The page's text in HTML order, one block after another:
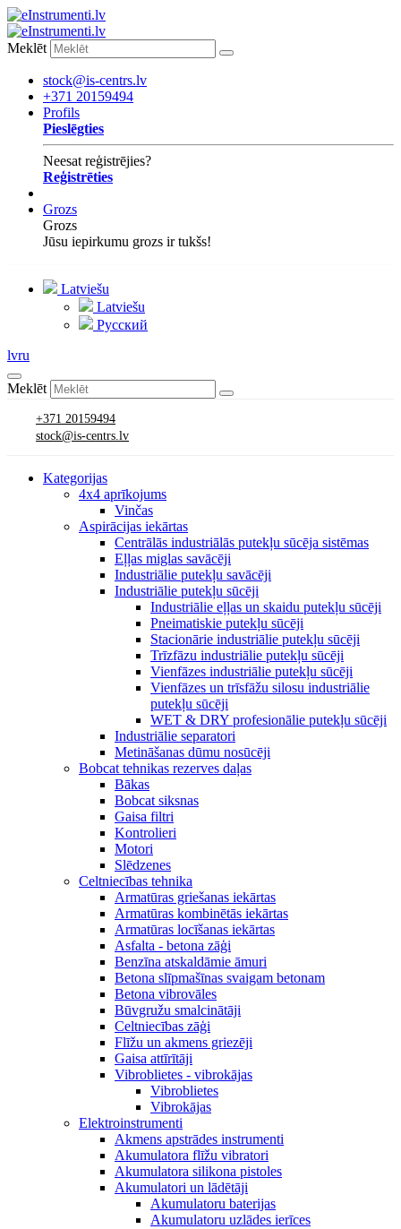
Meklēt
stock@is-centrs.lv
+371 20159494
Profils
Pieslēgties
Neesat reģistrējies?
Reģistrēties
Grozs
Grozs
Jūsu iepirkumu grozs ir tukšs!
Latviešu
Latviešu
Русский
lvru
Meklēt
+371 20159494
stock@is-centrs.lv
Kategorijas
4x4 aprīkojums
Vinčas
Aspirācijas iekārtas
Centrālās industriālās putekļu sūcēja sistēmas
Eļļas miglas savācēji
Industriālie putekļu savācēji
Industriālie putekļu sūcēji
Industriālie eļļas un skaidu putekļu sūcēji
Pneimatiskie putekļu sūcēji
Stacionārie industriālie putekļu sūcēji
Trīzfāzu industriālie putekļu sūcēji
Vienfāzes industriālie putekļu sūcēji
Vienfāzes un trīsfāžu silosu industriālie
putekļu sūcēji
WET & DRY profesionālie putekļu sūcēji
Industriālie separatori
Metināšanas dūmu nosūcēji
Bobcat tehnikas rezerves daļas
Bākas
Bobcat siksnas
Gaisa filtri
Kontrolieri
Motori
Slēdzenes
Celtniecības tehnika
Armatūras griešanas iekārtas
Armatūras kombinētās iekārtas
Armatūras locīšanas iekārtas
Asfalta - betona zāģi
Benzīna atskaldāmie āmuri
Betona slīpmašīnas svaigam betonam
Betona vibrovāles
Būvgružu smalcinātāji
Celtniecības zāģi
Flīžu un akmens griezēji
Gaisa attīrītāji
Vibroblietes - vibrokājas
Vibroblietes
Vibrokājas
Elektroinstrumenti
Akmens apstrādes instrumenti
Akumulatora flīžu vibratori
Akumulatora silikona pistoles
Akumulatori un lādētāji
Akumulatoru baterijas
Akumulatoru uzlādes ierīces